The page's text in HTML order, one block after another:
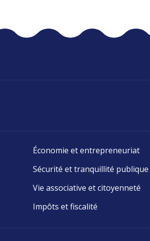
Économie et entrepreneuriat
Sécurité et tranquillité publique
Vie associative et citoyenneté
Impôts et fiscalité